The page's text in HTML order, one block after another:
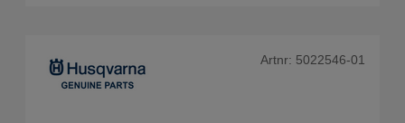
Artnr: 5022546-01